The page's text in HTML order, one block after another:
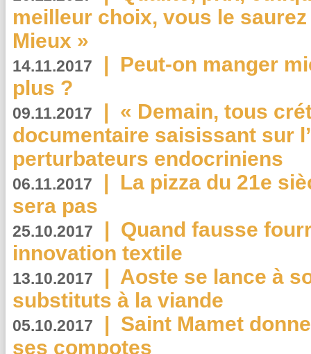
meilleur choix, vous le
Mieux »
14.11.2017 | Peut-on manger
plus ?
09.11.2017 | « Demain, tous
documentaire saisissant sur
perturbateurs endocriniens
06.11.2017 | La pizza du 21e
sera pas
25.10.2017 | Quand fausse
innovation textile
13.10.2017 | Aoste se lance à
substituts à la viande
05.10.2017 | Saint Mamet
ses compotes